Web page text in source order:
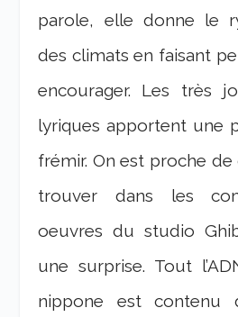
parole, elle donne le
des climats en faisant
encourager. Les très
lyriques apportent une
frémir. On est proche de
trouver dans les
oeuvres du studio
une surprise. Tout
nippone est contenu